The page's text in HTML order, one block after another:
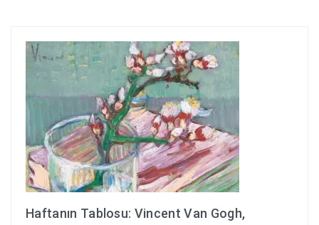
Haftanın Tablosu: Vincent Van Gogh,